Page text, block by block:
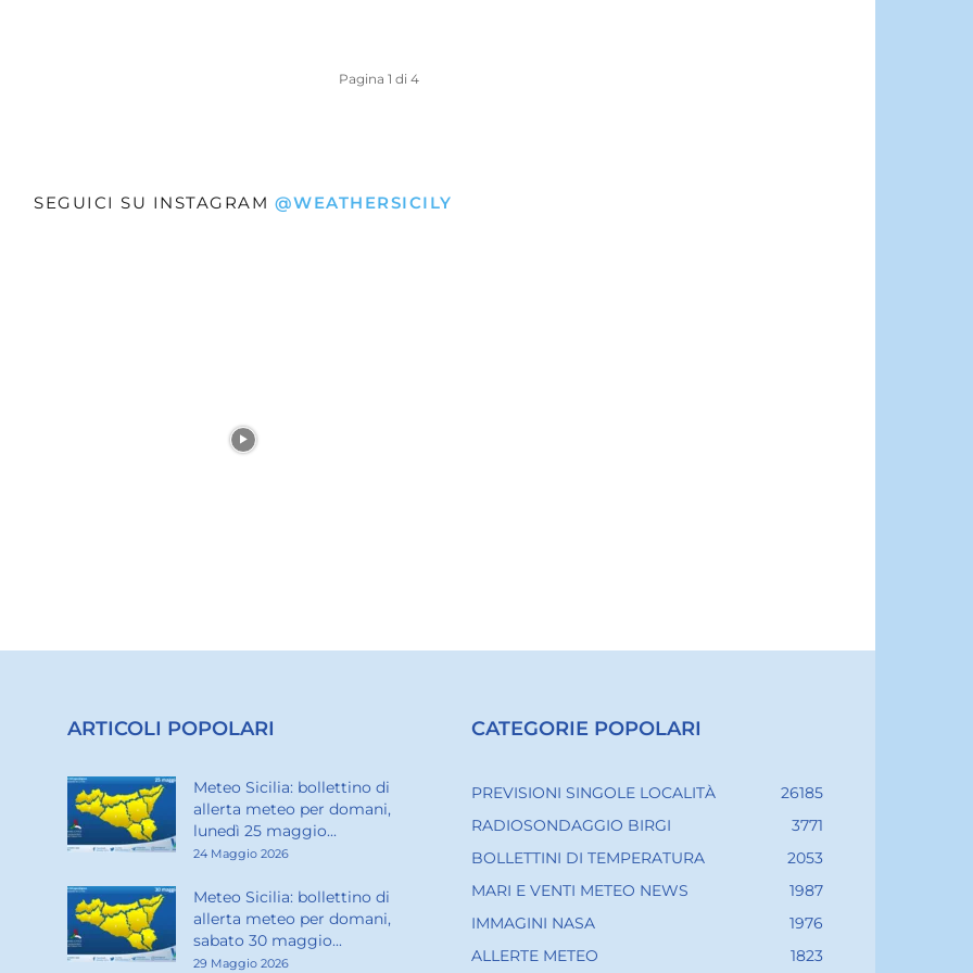
Pagina 1 di 4
SEGUICI SU INSTAGRAM @WEATHERSICILY
ARTICOLI POPOLARI
Meteo Sicilia: bollettino di
allerta meteo per domani,
lunedì 25 maggio...
24 Maggio 2026
Meteo Sicilia: bollettino di
allerta meteo per domani,
sabato 30 maggio...
29 Maggio 2026
CATEGORIE POPOLARI
PREVISIONI SINGOLE LOCALITÀ
26185
RADIOSONDAGGIO BIRGI
3771
BOLLETTINI DI TEMPERATURA
2053
MARI E VENTI METEO NEWS
1987
IMMAGINI NASA
1976
ALLERTE METEO
1823